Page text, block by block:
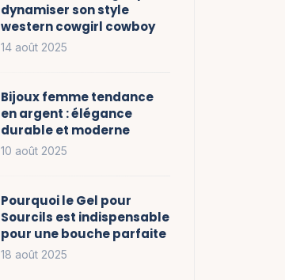
dynamiser son style
western cowgirl cowboy
14 août 2025
Bijoux femme tendance
en argent : élégance
durable et moderne
10 août 2025
Pourquoi le Gel pour
Sourcils est indispensable
pour une bouche parfaite
18 août 2025